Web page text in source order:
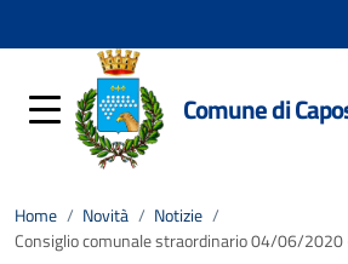
Comune di
Home / Novità / Notizie /
Consiglio comunale straordinario 04/06/2020